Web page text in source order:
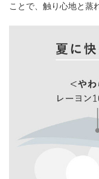
ことで、触り心地と蒸